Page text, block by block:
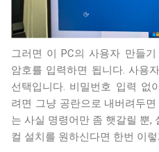
그러면 이 PC의 사용자 만들
암호를 입력하면 됩니다. 사용
선택입니다. 비밀번호 입력 없
려면 그냥 공란으로 내버려두
는 사실 명령어만 좀 햇갈릴 뿐,
컬 설치를 원하신다면 한번 이